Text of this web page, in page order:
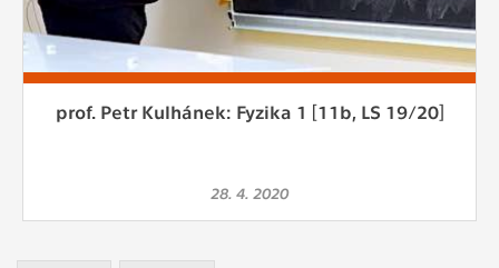
prof. Petr Kulhánek: Fyzika 1 [11b, LS 19/20]
28. 4. 2020